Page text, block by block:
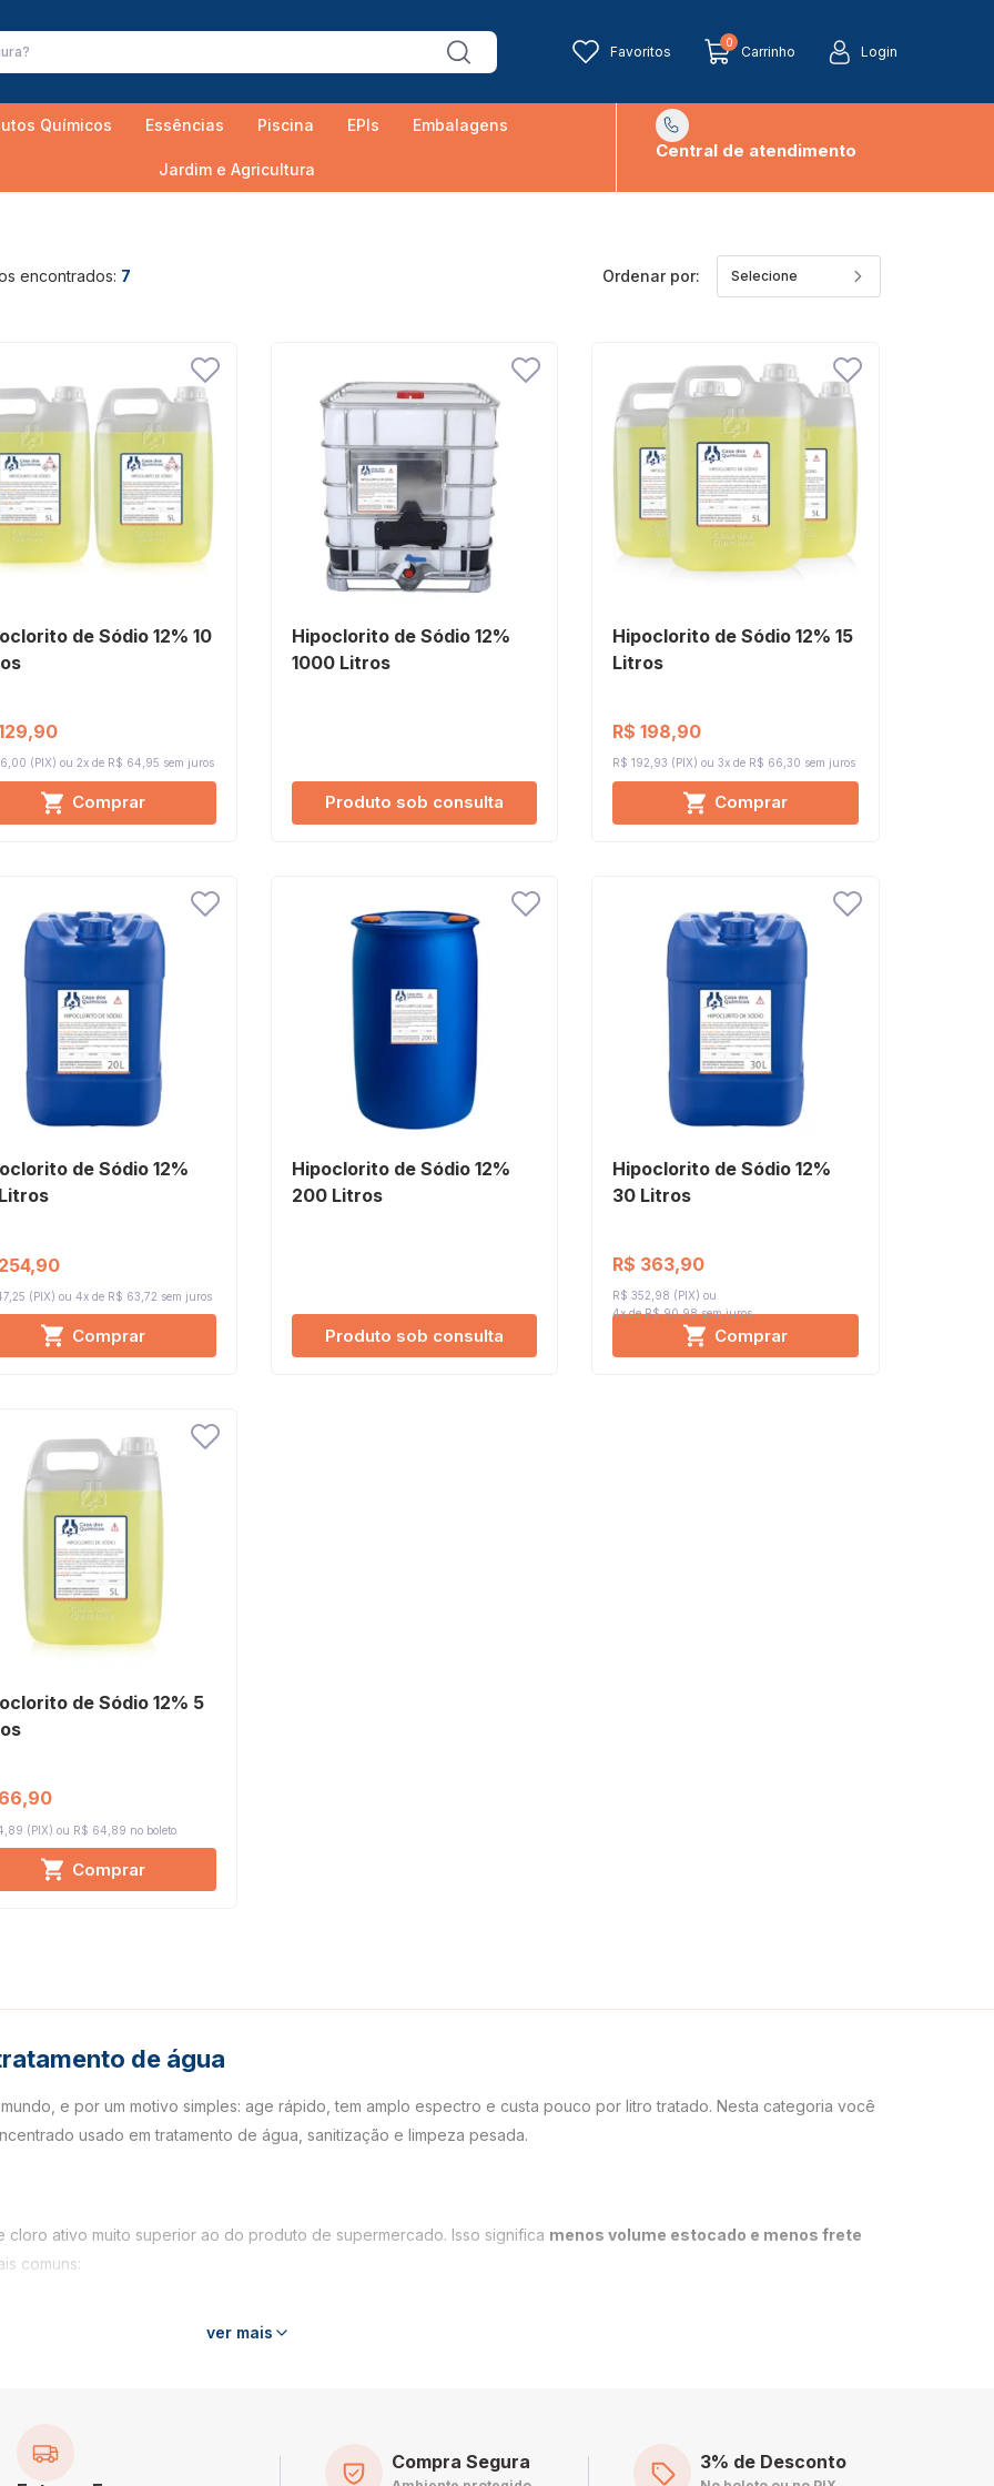
Favoritos
0
Carrinho Login
Químicos Essências Piscina EPIs Embalagens
Jardim e Agricultura
Central de atendimento
encontrados: 7 Ordenar por:
de Sódio 12% 10
(PIX) 2x de R$ 64,95 sem juros
Comprar
Hipoclorito de Sódio 12%
1000 Litros
Produto sob consulta
Hipoclorito de Sódio 12% 15
Litros
R$ 198,90
R$ 192,93 (PIX) 3x de R$ 66,30 sem juros
Comprar
de Sódio 12%
(PIX) 4x de R$ 63,72 sem juros
Comprar
Hipoclorito de Sódio 12%
200 Litros
Produto sob consulta
Hipoclorito de Sódio 12%
30 Litros
R$ 363,90
R$ 352,98 (PIX)
4x de R$ 90,98sem juros
Comprar
de Sódio 12% 5
(PIX) R$ 64,89 no boleto
Comprar
de água
e por um motivo simples: age rápido, tem amplo espectro e custa pouco por litro tratado. Nesta categoria você
usado em tratamento de água, sanitização e limpeza pesada.
cloro ativo muito superior ao do produto de supermercado. Isso significa menos volume estocado e menos frete
comuns:
orgânicas
gordura
ver mais
Compra Segura 3% de Desconto